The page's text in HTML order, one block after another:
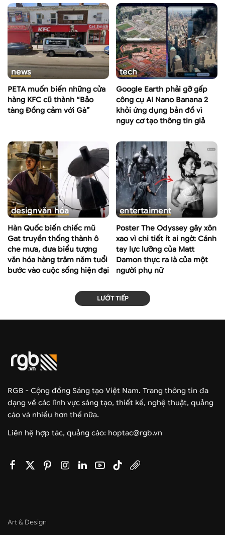
news
PETA muốn biến những cửa
hàng KFC cũ thành “Bảo
tàng Đồng cảm với Gà”
tech
Google Earth phải gỡ gấp
công cụ AI Nano Banana 2
khỏi ứng dụng bản đồ vì
nguy cơ tạo thông tin giả
designvăn hóa
Hàn Quốc biến chiếc mũ
Gat truyền thống thành ô
che mưa, đưa biểu tượng
văn hóa hàng trăm năm tuổi
bước vào cuộc sống hiện đại
entertaiment
Poster The Odyssey gây xôn
xao vì chi tiết ít ai ngờ: Cánh
tay lực lưỡng của Matt
Damon thực ra là của một
người phụ nữ
LƯỚT TIẾP
RGB - Cộng đồng Sáng tạo Việt Nam. Trang thông tin đa
dạng về các lĩnh vực sáng tạo, thiết kế, nghệ thuật, quảng
cáo và nhiều hơn thế nữa.
Liên hệ hợp tác, quảng cáo: hoptac@rgb.vn
Art & Design